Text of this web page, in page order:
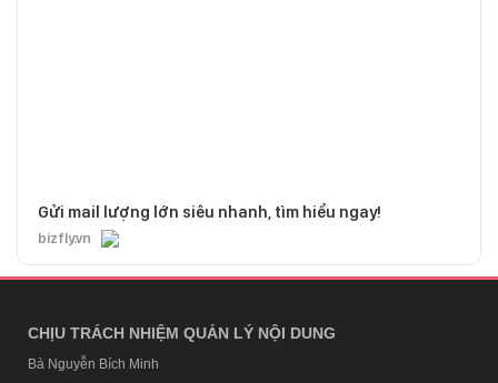
Gửi mail lượng lớn siêu nhanh, tìm hiểu ngay!
bizfly.vn
CHỊU TRÁCH NHIỆM QUẢN LÝ NỘI DUNG
Bà Nguyễn Bích Minh